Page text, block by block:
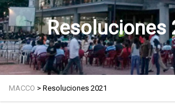
Resoluciones
MACCO > Resoluciones 2021